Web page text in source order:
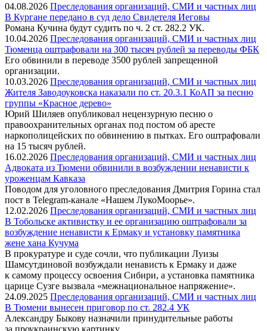
04.08.2026 Преследования организаций, СМИ и частных лиц
В Кургане передано в суд дело Свидетеля Иеговы
Романа Кучина будут судить по ч. 2 ст. 282.2 УК.
10.04.2026 Преследования организаций, СМИ и частных лиц
Тюменца оштрафовали на 300 тысяч рублей за переводы ФБК
Его обвинили в переводе 3500 рублей запрещенной
организации.
10.03.2026 Преследования организаций, СМИ и частных лиц
Жителя Заводоуковска наказали по ст. 20.3.1 КоАП за песню
группы «Красное дерево»
Юрий Шиляев опубликовал нецензурную песню о
правоохранительных органах под постом об аресте
наркополицейских по обвинению в пытках. Его оштрафовали
на 15 тысяч рублей.
16.02.2026 Преследования организаций, СМИ и частных лиц
Адвоката из Тюмени обвинили в возбуждении ненависти к
уроженцам Кавказа
Поводом для уголовного преследования Дмитрия Горина стал
пост в Telegram-канале «Нашем ЛукоМоорье».
12.02.2026 Преследования организаций, СМИ и частных лиц
В Тобольске активистку и ее организацию оштрафовали за
возбуждение ненависти к Ермаку и установку памятника
жене хана Кучума
В прокуратуре и суде сочли, что публикации Луизы
Шамсутдиновой возбуждали ненависть к Ермаку и даже
к самому процессу освоения Сибири, а установка памятника
царице Сузге вызвала «межнациональное напряжение».
24.09.2025 Преследования организаций, СМИ и частных лиц
В Тюмени вынесен приговор по ст. 282.4 УК
Александру Быкову назначили принудительные работы
за проукраинскую картинку.